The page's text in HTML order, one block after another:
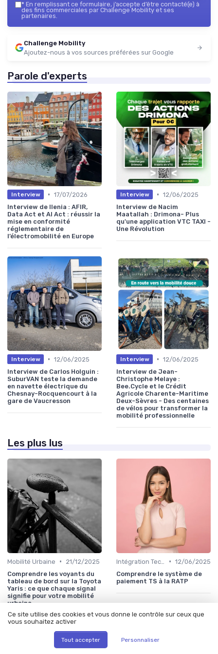
* En remplissant ce formulaire, j’accepte d’être contacté(e) à
des fins commerciales par Challenge Mobility et ses
partenaires.
Challenge Mobility
Ajoutez-nous à vos sources préférées sur Google
Parole d'experts
Interview • 17/07/2026
Interview de Ilenia : AFIR,
Data Act et AI Act : réussir la
mise en conformité
réglementaire de
l’électromobilité en Europe
Interview • 12/06/2025
Interview de Nacim
Maatallah : Drimona- Plus
qu'une application VTC TAXI -
Une Révolution
Interview • 12/06/2025
Interview de Carlos Holguin :
SuburVAN teste la demande
en navette électrique du
Chesnay-Rocquencourt à la
gare de Vaucresson
Interview • 12/06/2025
Interview de Jean-
Christophe Melaye :
Bee.Cycle et le Crédit
Agricole Charente-Maritime
Deux-Sèvres - Des centaines
de vélos pour transformer la
mobilité professionnelle
Les plus lus
Mobilité Urbaine •
21/12/2025
Comprendre les voyants du
tableau de bord sur la Toyota
Yaris : ce que chaque signal
signifie pour votre mobilité
urbaine
• 12/06/2025
Comprendre le système de
paiement TS à la RATP
Ce site utilise des cookies et vous donne le contrôle sur ceux que
vous souhaitez activer
Tout accepter Personnaliser